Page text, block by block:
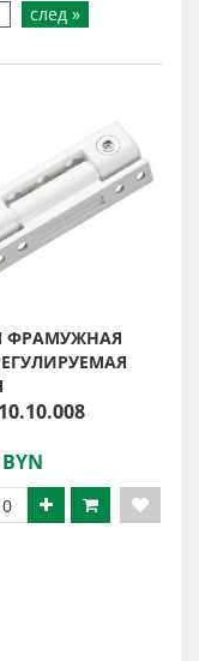
след »
ФРАМУЖНАЯ
10.10.008